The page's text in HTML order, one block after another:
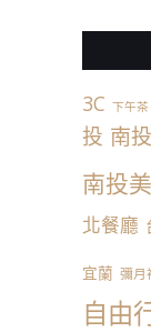
3C 下午茶
投 南
南投
北餐廳
宜蘭 彌月
自由